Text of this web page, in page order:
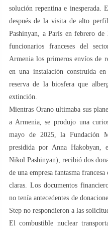
solución repentina e inesperada.
después de la visita de alto
Pashinyan, a París en febrero
funcionarios franceses del
Armenia los primeros envíos de
en una instalación construida
reserva de la biosfera que
extinción.
Mientras Orano ultimaba sus
a Armenia, se produjo una
mayo de 2025, la Fundación
presidida por Anna Hakobyan,
Nikol Pashinyan), recibió dos
de una empresa fantasma
claras. Los documentos
no tenía antecedentes de
Step no respondieron a las
El combustible nuclear